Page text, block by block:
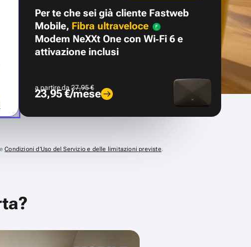
Per te che sei già cliente Fastweb
Mobile, Fibra ultraveloce
Modem NeXXt One con Wi‑Fi 6 e
attivazione inclusi
a partire da27,95 €
23,95 €/mese
Condizioni d’Uso del Servizio e delle limitazioni previste.